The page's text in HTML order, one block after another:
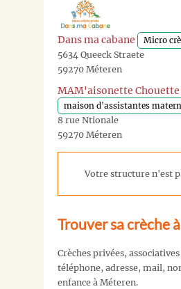
Dans ma cabane Micro
5634 Queeck Straete
59270 Méteren
MAM'aisonette Chouette
maison d'assistantes
8 rue Ntionale
59270 Méteren
Votre structure n'est
Trouver sa crèche
Crèches privées,
téléphone, adresse, mail,
enfance à Méteren.